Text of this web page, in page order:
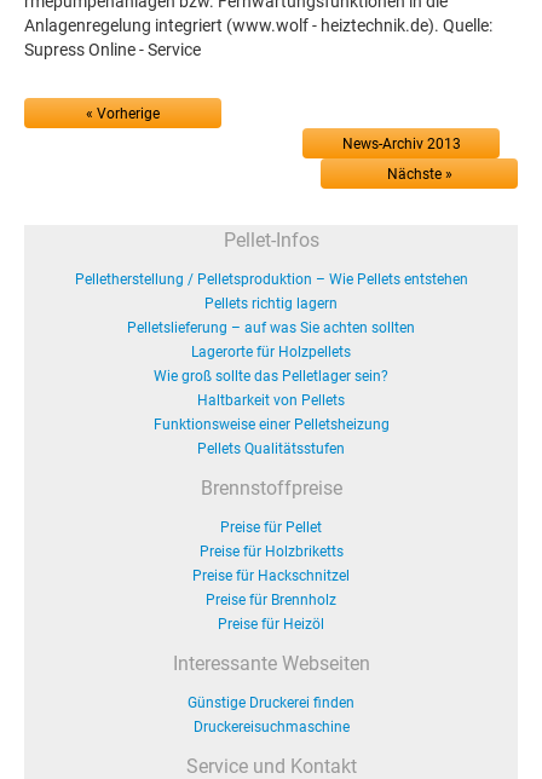
Anlagenregelung integriert (www.wolf - heiztechnik.de). Quelle:
Supress Online - Service
« Vorherige
News-Archiv 2013
Nächste »
Pellet-Infos
Pelletherstellung / Pelletsproduktion – Wie Pellets entstehen
Pellets richtig lagern
Pelletslieferung – auf was Sie achten sollten
Lagerorte für Holzpellets
Wie groß sollte das Pelletlager sein?
Haltbarkeit von Pellets
Funktionsweise einer Pelletsheizung
Pellets Qualitätsstufen
Brennstoffpreise
Preise für Pellet
Preise für Holzbriketts
Preise für Hackschnitzel
Preise für Brennholz
Preise für Heizöl
Interessante Webseiten
Günstige Druckerei finden
Druckereisuchmaschine
Service und Kontakt